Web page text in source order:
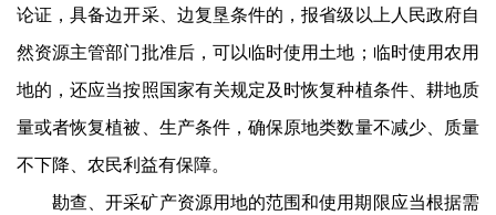
论证，具备边开采、边复垦条件的，报省级以上人民政府自
然资源主管部门批准后，可以临时使用土地；临时使用农用
地的，还应当按照国家有关规定及时恢复种植条件、耕地质
量或者恢复植被、生产条件，确保原地类数量不减少、质量
不下降、农民利益有保障。
勘查、开采矿产资源用地的范围和使用期限应当根据需